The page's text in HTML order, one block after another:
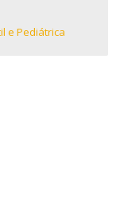
e Pediátrica